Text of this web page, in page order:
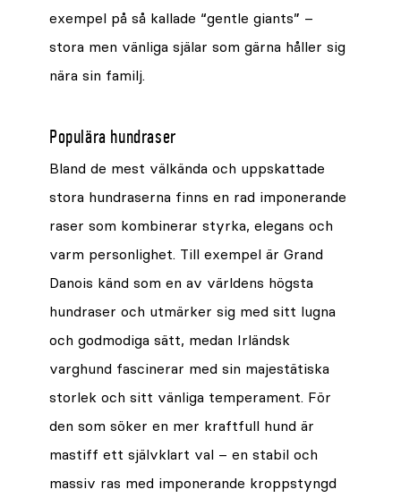
exempel på så kallade “gentle giants” –
stora men vänliga själar som gärna håller sig
nära sin familj.
Populära hundraser
Bland de mest välkända och uppskattade
stora hundraserna finns en rad imponerande
raser som kombinerar styrka, elegans och
varm personlighet. Till exempel är Grand
Danois känd som en av världens högsta
hundraser och utmärker sig med sitt lugna
och godmodiga sätt, medan Irländsk
varghund fascinerar med sin majestätiska
storlek och sitt vänliga temperament. För
den som söker en mer kraftfull hund är
mastiff ett självklart val – en stabil och
massiv ras med imponerande kroppstyngd